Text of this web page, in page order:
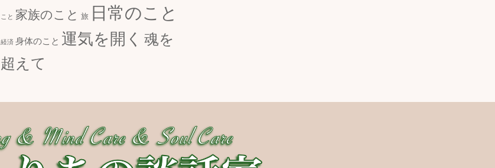
こと 家族のこと 旅 日常のこと
経済 身体のこと 運気を開く 魂を
超えて